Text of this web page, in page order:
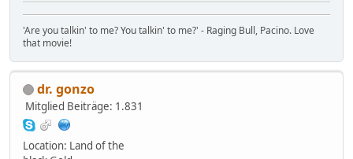
'Are you talkin' to me? You talkin' to me?' - Raging Bull, Pacino. Love
that movie!
dr. gonzo
Mitglied Beiträge: 1.831
Location: Land of the